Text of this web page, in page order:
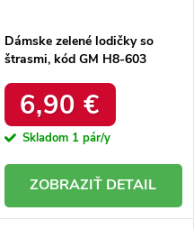
Dámske zelené lodičky so
štrasmi, kód GM H8-603
6,90 €
Skladom 1 pár/y
DETAIL